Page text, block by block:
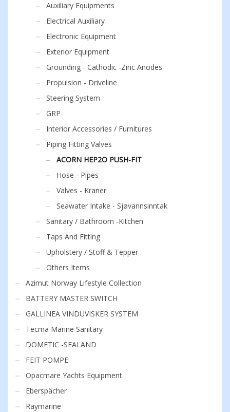
Auxiliary Equipments
Electrical Auxiliary
Electronic Equipment
Exterior Equipment
Grounding - Cathodic -Zinc Anodes
Propulsion - Driveline
Steering System
GRP
Interior Accessories / Furnitures
Piping Fitting Valves
ACORN HEP2O PUSH-FIT
Hose - Pipes
Valves - Kraner
Seawater Intake - Sjøvannsinntak
Sanitary / Bathroom -Kitchen
Taps And Fitting
Upholstery / Stoff & Tepper
Others Items
Azimut Norway Lifestyle Collection
BATTERY MASTER SWITCH
GALLINEA VINDUVISKER SYSTEM
Tecma Marine Sanitary
DOMETIC -SEALAND
FEIT POMPE
Opacmare Yachts Equipment
Eberspächer
Raymarine